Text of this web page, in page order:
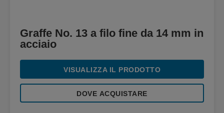
Graffe No. 13 a filo fine da 14 mm in
acciaio
VISUALIZZA IL PRODOTTO
DOVE ACQUISTARE